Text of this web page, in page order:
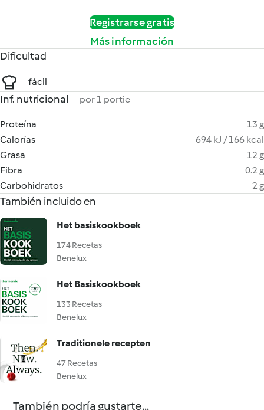
Registrarse gratis
Más información
Dificultad
fácil
Inf. nutricional por 1 portie
Proteína
13 g
Calorías
694 kJ / 166 kcal
Grasa
12 g
Fibra
0.2 g
Carbohidratos
2 g
También incluido en
Het basiskookboek
174 Recetas
Benelux
Het Basiskookboek
133 Recetas
Benelux
Traditionele recepten
47 Recetas
Benelux
También podría gustarte...